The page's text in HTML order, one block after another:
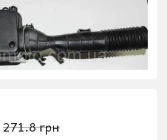
271.8 грн